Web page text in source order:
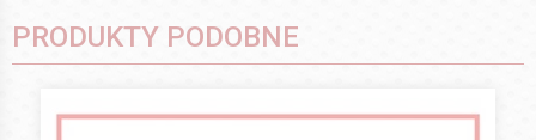
PRODUKTY PODOBNE